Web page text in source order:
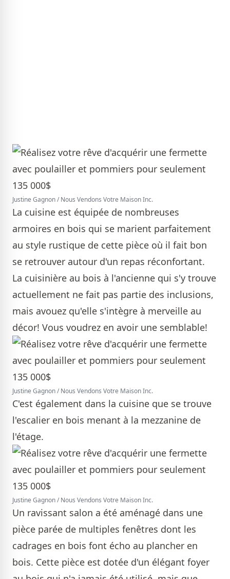
Justine Gagnon / Nous Vendons Votre Maison Inc.
La cuisine est équipée de nombreuses
armoires en bois qui se marient parfaitement
au style rustique de cette pièce où il fait bon
se retrouver autour d'un repas réconfortant.
La cuisinière au bois à l'ancienne qui s'y trouve
actuellement ne fait pas partie des inclusions,
mais avouez qu'elle s'intègre à merveille au
décor! Vous voudrez en avoir une semblable!
Justine Gagnon / Nous Vendons Votre Maison Inc.
C'est également dans la cuisine que se trouve
l'escalier en bois menant à la mezzanine de
l'étage.
Justine Gagnon / Nous Vendons Votre Maison Inc.
Un ravissant salon a été aménagé dans une
pièce parée de multiples fenêtres dont les
cadrages en bois font écho au plancher en
bois. Cette pièce est dotée d'un élégant foyer